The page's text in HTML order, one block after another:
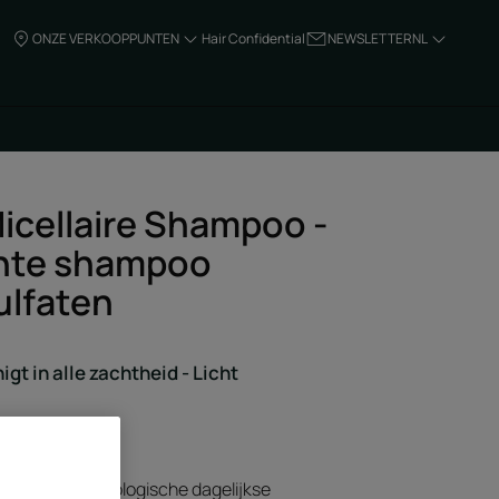
ONZE VERKOOPPUNTEN Hair Confidential NEWSLETTERNL
Shampoo -
shampoo
in alle zachtheid - Licht
biologische dagelijkse